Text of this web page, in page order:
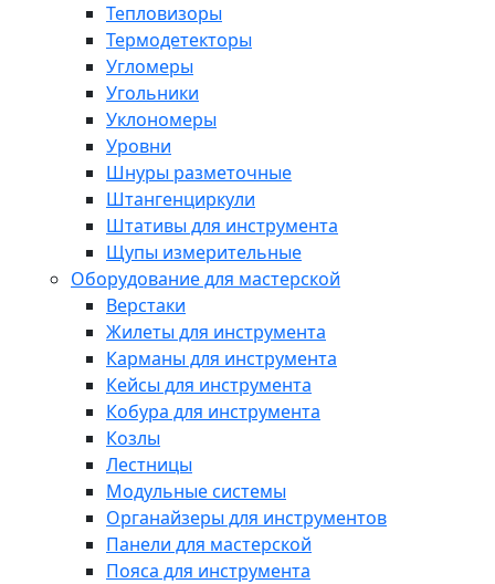
Тепловизоры
Термодетекторы
Угломеры
Угольники
Уклономеры
Уровни
Шнуры разметочные
Штангенциркули
Штативы для инструмента
Щупы измерительные
Оборудование для мастерской
Верстаки
Жилеты для инструмента
Карманы для инструмента
Кейсы для инструмента
Кобура для инструмента
Козлы
Лестницы
Модульные системы
Органайзеры для инструментов
Панели для мастерской
Пояса для инструмента